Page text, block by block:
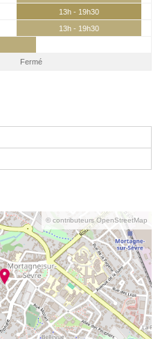
13h - 19h30
13h - 19h30
Fermé
© contributeurs OpenStreetMap